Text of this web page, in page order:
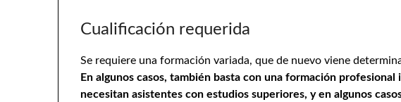
Cualificación requerida
Se requiere una formación variada, que de nuevo viene
En algunos casos, también basta con una formación
necesitan asistentes con estudios superiores, y en algunos